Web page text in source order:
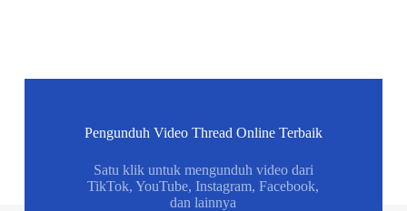
Pengunduh Video Thread Online Terbaik
Satu klik untuk mengunduh video dari
TikTok, YouTube, Instagram, Facebook,
dan lainnya